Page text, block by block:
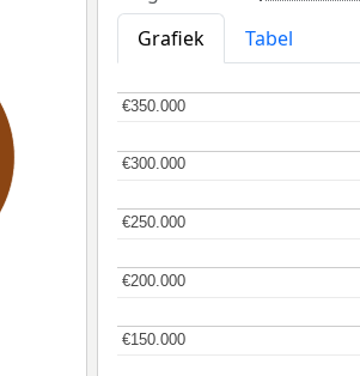
Grafiek
Tabel
€150.000
€150.000
€200.000
€200.000
€250.000
€250.000
€300.000
€300.000
€350.000
€350.000